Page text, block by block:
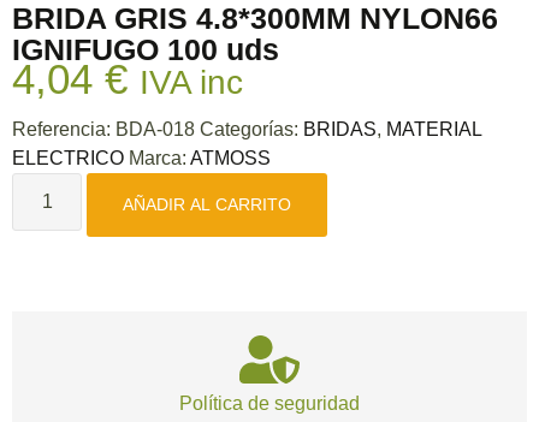
BRIDA GRIS 4.8*300MM NYLON66
IGNIFUGO 100 uds
4,04 € IVA inc
Referencia: BDA-018 Categorías: BRIDAS, MATERIAL
ELECTRICO Marca: ATMOSS
AÑADIR AL CARRITO
Política de seguridad